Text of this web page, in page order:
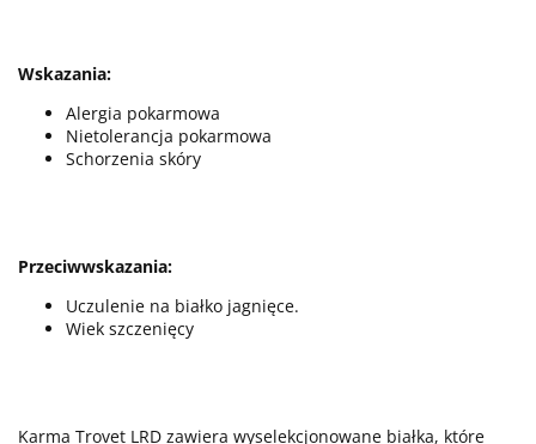
Wskazania:
Alergia pokarmowa
Nietolerancja pokarmowa
Schorzenia skóry
Przeciwwskazania:
Uczulenie na białko jagnięce.
Wiek szczenięcy
Karma Trovet LRD zawiera wyselekcjonowane białka, które